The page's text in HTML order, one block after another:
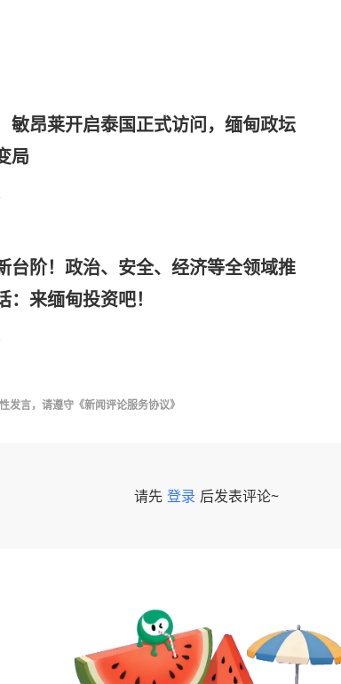
敏昂莱开启泰国正式访问，缅甸政坛
局
台阶！政治、安全、经济等全领域推
来缅甸投资吧！
发言，请遵守 《新闻评论服务协议》
请先 登录 后发表评论~